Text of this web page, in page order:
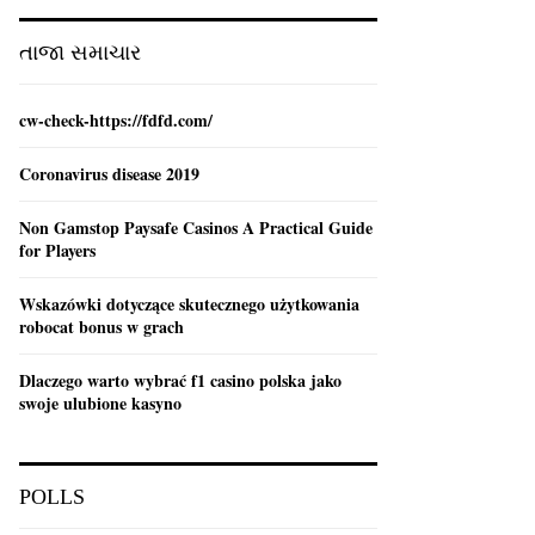
:
તાજા સમાચાર
cw-check-https://fdfd.com/
Coronavirus disease 2019
Non Gamstop Paysafe Casinos A Practical Guide
for Players
Wskazówki dotyczące skutecznego użytkowania
robocat bonus w grach
Dlaczego warto wybrać f1 casino polska jako
swoje ulubione kasyno
POLLS